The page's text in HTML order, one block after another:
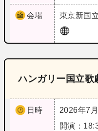
会場 東京新国
ハンガリー国立歌
日時
2026年7
開演：